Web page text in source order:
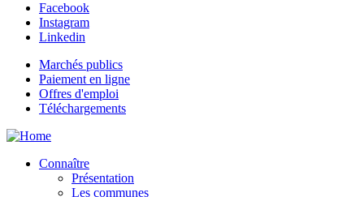
Facebook
Instagram
Linkedin
Marchés publics
Paiement en ligne
Offres d'emploi
Téléchargements
Connaître
Présentation
Les communes